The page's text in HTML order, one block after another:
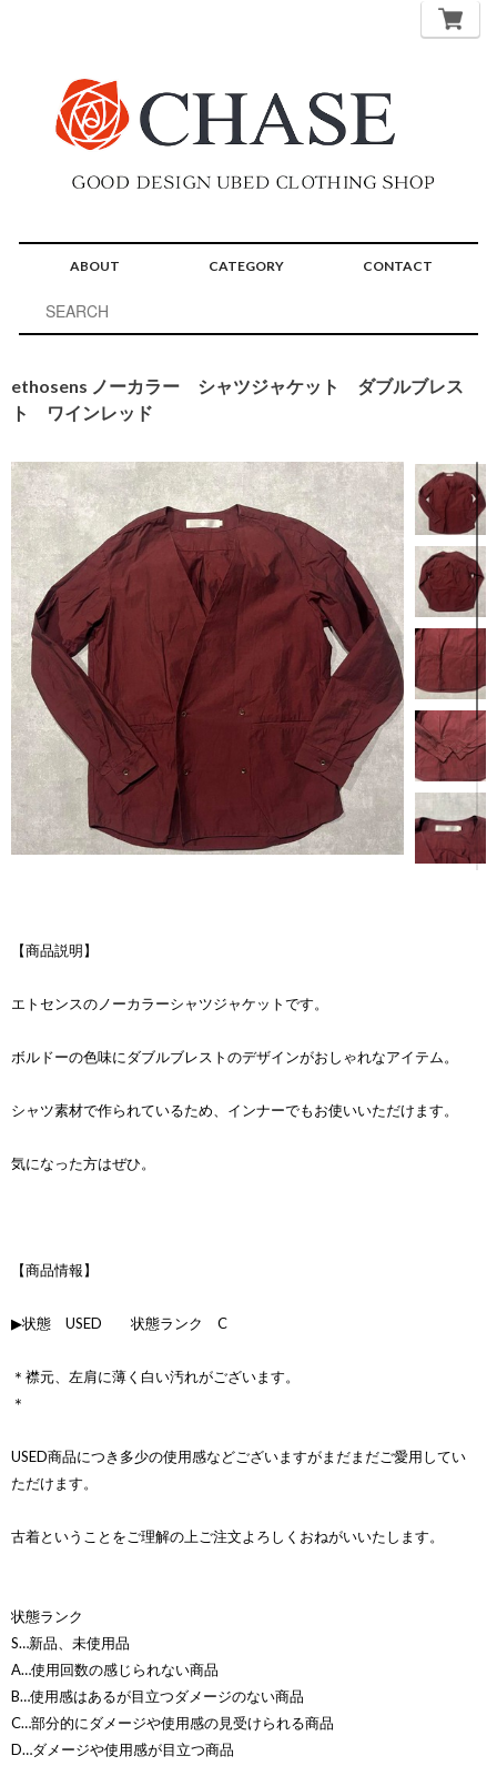
ABOUT CATEGORY CONTACT
ethosens ノーカラー シャツジャケット ダブルブレス
ト ワインレッド
【商品説明】
エトセンスのノーカラーシャツジャケットです。
ボルドーの色味にダブルブレストのデザインがおしゃれなアイテム。
シャツ素材で作られているため、インナーでもお使いいただけます。
気になった方はぜひ。
【商品情報】
▶状態 USED 状態ランク C
＊襟元、左肩に薄く白い汚れがございます。
＊
USED商品につき多少の使用感などございますがまだまだご愛用してい
ただけます。
古着ということをご理解の上ご注文よろしくおねがいいたします。
状態ランク
S…新品、未使用品
A…使用回数の感じられない商品
B…使用感はあるが目立つダメージのない商品
C…部分的にダメージや使用感の見受けられる商品
D…ダメージや使用感が目立つ商品